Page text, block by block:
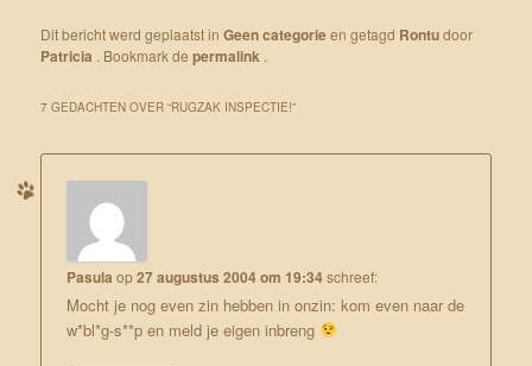
Dit bericht werd geplaatst inGeen categorieen getagd Rontudoor
Patricia . Bookmark depermalink .
7 GEDACHTEN OVER “RUGZAK INSPECTIE!”
Pasula op27 augustus 2004 om 19:34schreef:
Mocht je nog even zin hebben in onzin: kom even naar de
w*bl*g-s**p en meld je eigen inbreng